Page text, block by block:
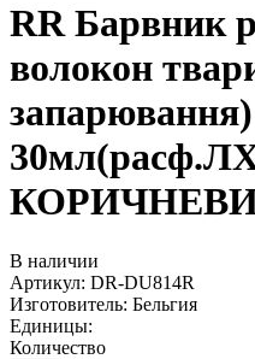
RR Барвник
волокон
В наличии
Артикул: DR-DU814R
Изготовитель: Бельгия
Единицы:
Количество